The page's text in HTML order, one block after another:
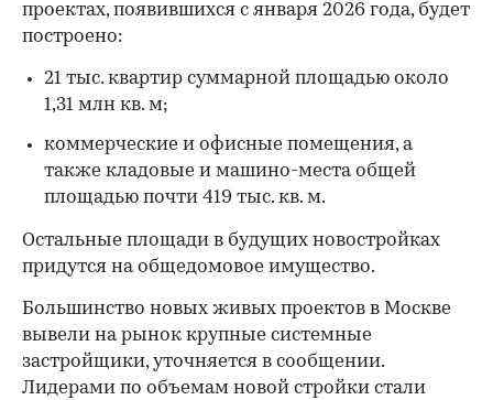
проектах, появившихся с января 2026 года, будет
построено:
21 тыс. квартир суммарной площадью около
1,31 млн кв. м;
коммерческие и офисные помещения, а
также кладовые и машино-места общей
площадью почти 419 тыс. кв. м.
Остальные площади в будущих новостройках
придутся на общедомовое имущество.
Большинство новых живых проектов в Москве
вывели на рынок крупные системные
застройщики, уточняется в сообщении.
Лидерами по объемам новой стройки стали